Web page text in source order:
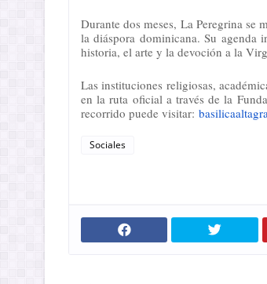
Durante dos meses, La Peregrina se
la diáspora dominicana. Su agenda
historia, el arte y la devoción a la
Las instituciones religiosas,
en la ruta oficial a través de la
recorrido puede visitar:
Sociales